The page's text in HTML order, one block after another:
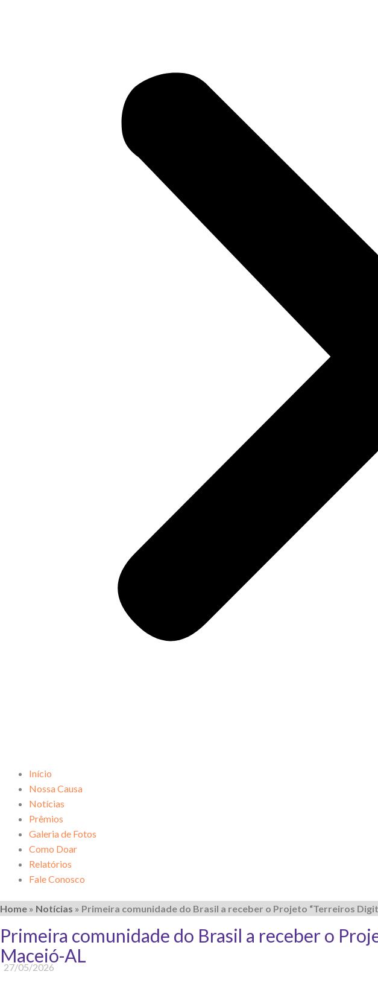
Início
Nossa Causa
Notícias
Prêmios
Galeria de Fotos
Como Doar
Relatórios
Fale Conosco
Home » Notícias » Primeira comunidade do Brasil a receber o Projeto “Terreiros
Primeira comunidade do Brasil a receber o
Maceió-AL
27/05/2026